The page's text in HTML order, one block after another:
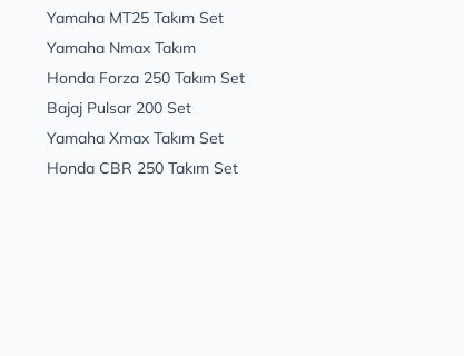
Yamaha MT25 Takım Set
Yamaha Nmax Takım
Honda Forza 250 Takım Set
Bajaj Pulsar 200 Set
Yamaha Xmax Takım Set
Honda CBR 250 Takım Set